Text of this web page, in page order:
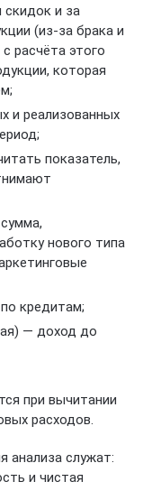
скидок и за
(из-за брака и
расчёта этого
которая
и реализованных
показатель,
нового типа
кредитам;
— доход до
при вычитании
расходов.
анализа служат:
и чистая